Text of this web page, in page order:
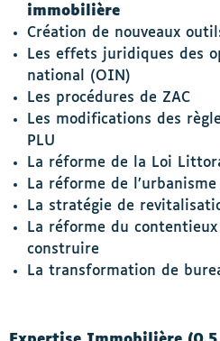
immobilière
Création de nouveaux
Les effets juridiques des
national (OIN)
Les procédures de ZAC
Les modifications des
PLU
La réforme de la Loi
La réforme de l’urbanisme
La stratégie de
La réforme du
construire
La transformation de